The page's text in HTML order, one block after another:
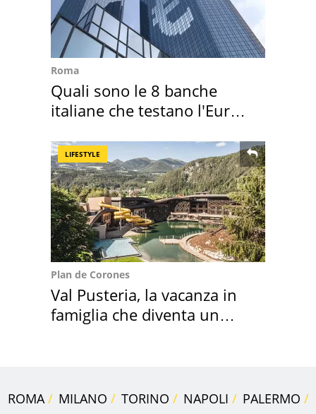
Roma
Quali sono le 8 banche
italiane che testano l'Euro
LIFESTYLE
Plan de Corones
Val Pusteria, la vacanza in
famiglia che diventa un
ROMA MILANO TORINO NAPOLI
PALERMO